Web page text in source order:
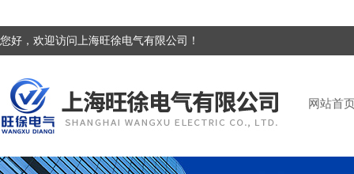
您好，欢迎访问上海旺徐电气有限公司！
网站首